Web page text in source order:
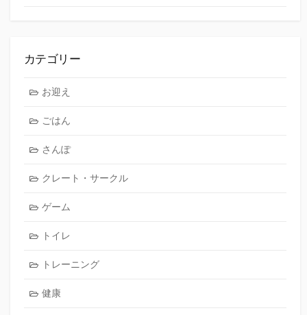
カテゴリー
お迎え
ごはん
さんぽ
クレート・サークル
ゲーム
トイレ
トレーニング
健康